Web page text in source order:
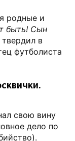
родные и
быть! Сын
в
футболиста
свою вину
дело по